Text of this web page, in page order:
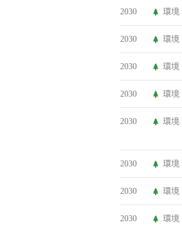
2030 環境
2030 環境
2030 環境
2030 環境
2030 環境
2030 環境
2030 環境
2030 環境